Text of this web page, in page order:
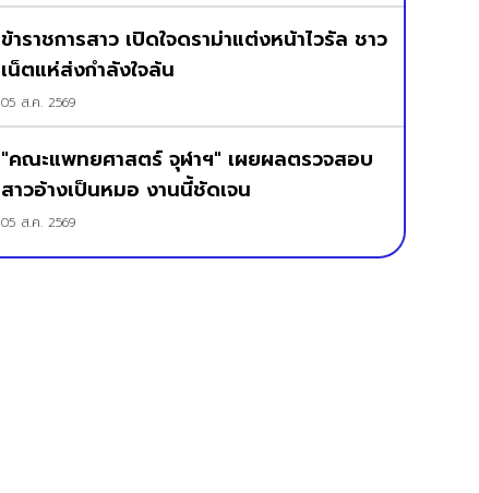
ข้าราชการสาว เปิดใจดราม่าแต่งหน้าไวรัล ชาว
เน็ตแห่ส่งกำลังใจล้น
05 ส.ค. 2569
"คณะแพทยศาสตร์ จุฬาฯ" เผยผลตรวจสอบ
สาวอ้างเป็นหมอ งานนี้ชัดเจน
05 ส.ค. 2569